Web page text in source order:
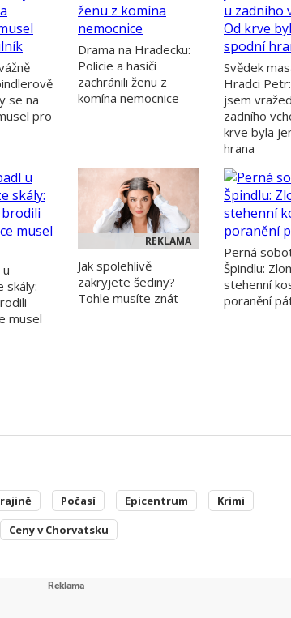
se na
pro
Drama na Hradecku:
Policie a hasiči
zachránili ženu z
komína nemocnice
Svědek
Hradci
jsem
zadního
krve byla
hrana
skály:
musel
REKLAMA
Jak spolehlivě
zakryjete šediny?
Tohle musíte znát
Perná
Špindlu:
stehenní
poranění
Počasí Epicentrum
Krimi
Ceny v Chorvatsku